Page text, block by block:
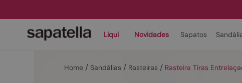
Liqui Novidades Sapatos
Sandálias Rasteiras Rasteira Tiras